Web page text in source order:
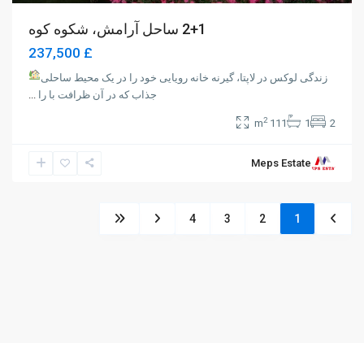
2+1 ساحل آرامش، شکوه کوه
£ 237,500
زندگی لوکس در لاپتا، گیرنه خانه رویایی خود را در یک محیط ساحلی
جذاب که در آن ظرافت با را ...
2
1
111 m
2
Meps Estate
1
2
3
4